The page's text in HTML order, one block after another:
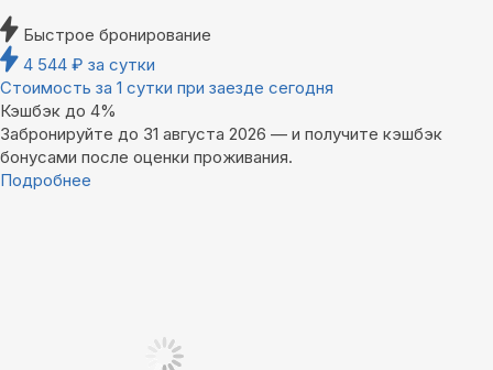
Быстрое бронирование
4 544 ₽ за сутки
Стоимость за 1 сутки при заезде сегодня
Кэшбэк до 4%
Забронируйте до 31 августа 2026 — и получите кэшбэк
бонусами после оценки проживания.
Подробнее